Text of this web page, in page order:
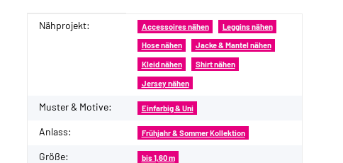
Produkteigenschaft
Wert
Nähprojekt: Accessoires nähen Leggins nähen
Hose nähen Jacke & Mantel nähen
Kleid nähen Shirt nähen
Jersey nähen
Muster & Motive: Einfarbig & Uni
Anlass: Frühjahr & Sommer Kollektion
Größe: bis 1,60 m